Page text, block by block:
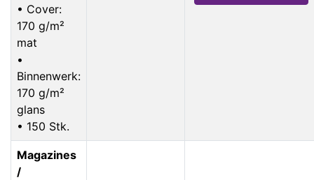
• Cover:
170 g/m²
mat
•
Binnenwerk:
170 g/m²
glans
• 150 Stk.
Magazines
/